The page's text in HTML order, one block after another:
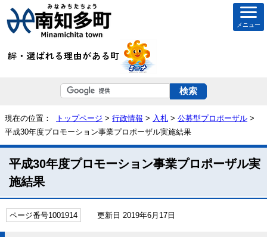
メニュー
現在の位置： トップページ > 行政情報 > 入札 > 公募型プロポーザル >
平成30年度プロモーション事業プロポーザル実施結果
平成30年度プロモーション事業プロポーザル実
施結果
ページ番号1001914 更新日 2019年6月17日